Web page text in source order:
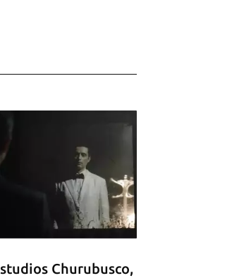
Churubusco,